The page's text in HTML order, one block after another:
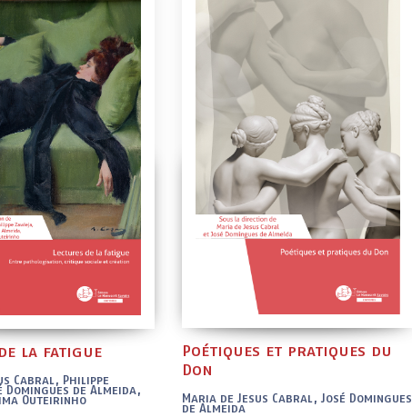
la fatigue
Cabral, Philippe
Domingues de Almeida,
Outeirinho
Poétiques et pratiques du
Don
Maria de Jesus Cabral, José Domingues
de Almeida